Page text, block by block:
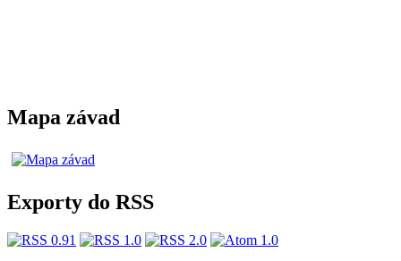
Mapa závad
Exporty do RSS